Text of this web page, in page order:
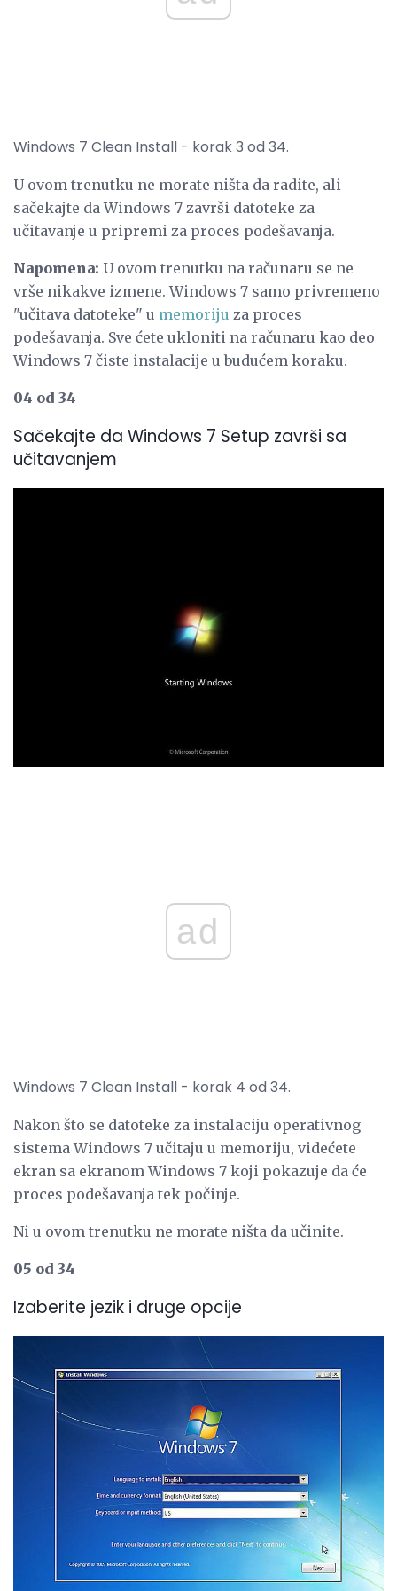
Windows 7 Clean Install - korak 3 od 34.
U ovom trenutku ne morate ništa da radite, ali
sačekajte da Windows 7 završi datoteke za
učitavanje u pripremi za proces podešavanja.
Napomena: U ovom trenutku na računaru se ne
vrše nikakve izmene. Windows 7 samo privremeno
"učitava datoteke" u memoriju za proces
podešavanja. Sve ćete ukloniti na računaru kao deo
Windows 7 čiste instalacije u budućem koraku.
04 od 34
Sačekajte da Windows 7 Setup završi sa
učitavanjem
ad
Windows 7 Clean Install - korak 4 od 34.
Nakon što se datoteke za instalaciju operativnog
sistema Windows 7 učitaju u memoriju, videćete
ekran sa ekranom Windows 7 koji pokazuje da će
proces podešavanja tek počinje.
Ni u ovom trenutku ne morate ništa da učinite.
05 od 34
Izaberite jezik i druge opcije